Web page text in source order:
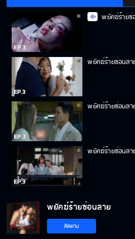
พยัคฆ์ร้ายซ่
พยัคฆ์ร้ายซ่อนลา
พยัคฆ์ร้ายซ่อนลา
พยัคฆ์ร้ายซ่อนลา
พยัคฆ์ร้ายซ่อนลาย
ติดตาม